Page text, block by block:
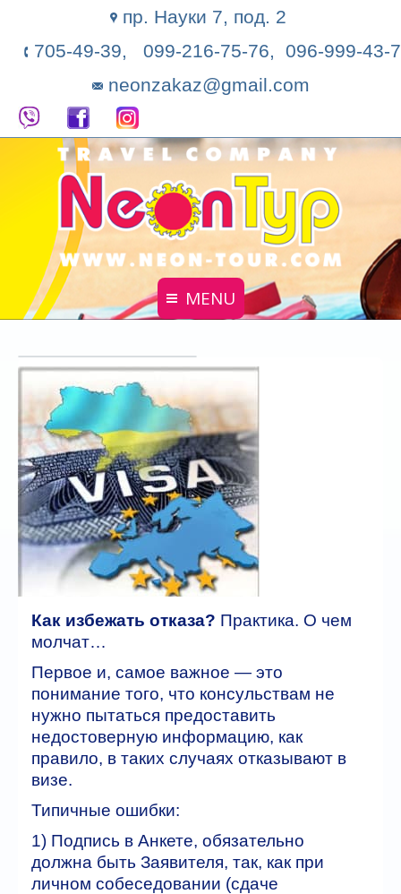
пр. Науки 7, под. 2
705-49-39, 099-216-75-76, 096-999-43-
neonzakaz@gmail.com
MENU
Поиск тура
Автобусные туры
ГОРЯЩИЕ ТУРЫ
туры дня
Отели
Контакты
Как избежать отказа? Практика. О чем
молчат…
Первое и, самое важное — это
понимание того, что консульствам не
нужно пытаться предоставить
недостоверную информацию, как
правило, в таких случаях отказывают в
визе.
Типичные ошибки:
1) Подпись в Анкете, обязательно
должна быть Заявителя, так, как при
личном собеседовании (сдаче